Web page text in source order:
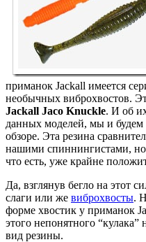
приманок Jackall имеется
необычных виброхвостов.
Jackall Jaco Knuckle. И об
данных моделей, мы и
обзоре. Эта резина
нашими спиннингистами,
что есть, уже крайне
Да, взглянув бегло на этот
слаги или же виброхвосты.
форме хвостик у приманок
этого непонятного “кулака”
вид резины.